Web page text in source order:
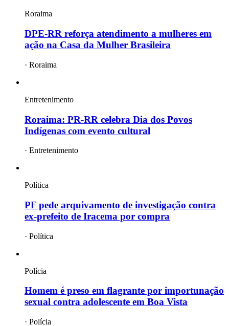
Roraima
DPE-RR reforça atendimento a mulheres em
ação na Casa da Mulher Brasileira
· Roraima
Entretenimento
Roraima: PR-RR celebra Dia dos Povos
Indígenas com evento cultural
· Entretenimento
Política
PF pede arquivamento de investigação contra
ex-prefeito de Iracema por compra
· Política
Polícia
Homem é preso em flagrante por importunação
sexual contra adolescente em Boa Vista
· Polícia